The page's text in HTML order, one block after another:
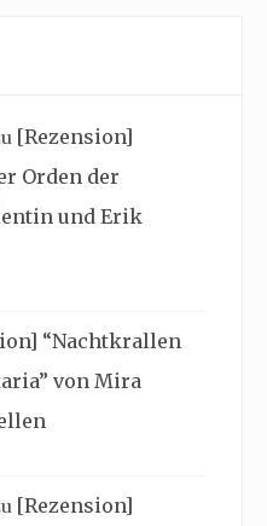
[Rezension]
Orden der
und Erik
“Nachtkrallen
von Mira
[Rezension]